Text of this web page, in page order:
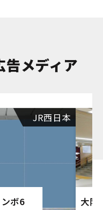
告メディア
ボ6
JR西日本
大阪